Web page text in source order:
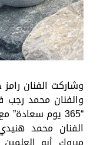
وشاركت الفنان
والفنان محمد رجب
“365 يوم
الفنان محمد